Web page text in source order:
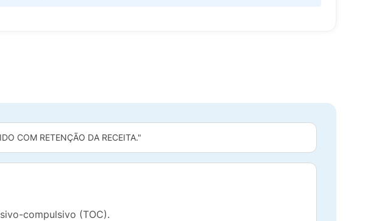
COM RETENÇÃO DA RECEITA."
compulsivo (TOC).